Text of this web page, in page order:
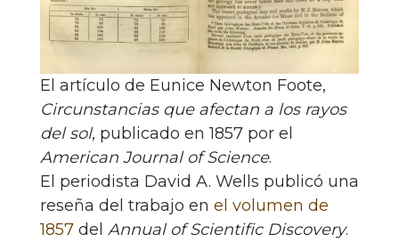
El artículo de Eunice Newton Foote,
Circunstancias que afectan a los rayos
del sol, publicado en 1857 por el
American Journal of Science.
El periodista David A. Wells publicó una
reseña del trabajo en el volumen de
1857 del Annual of Scientific Discovery.